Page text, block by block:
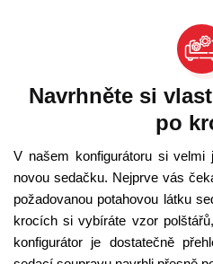
Navrhněte si
po
V našem konfigurátoru si velmi
novou sedačku. Nejprve vás
požadovanou potahovou látku
krocích si vybíráte vzor
konfigurátor je dostatečně